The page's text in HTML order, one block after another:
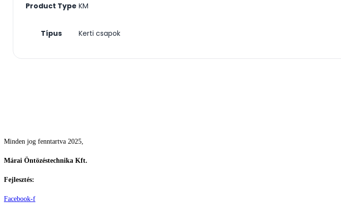
Product Type KM
Típus Kerti csapok
Minden jog fenntartva 2025,
Márai Öntözéstechnika Kft.
Fejlesztés:
Facebook-f